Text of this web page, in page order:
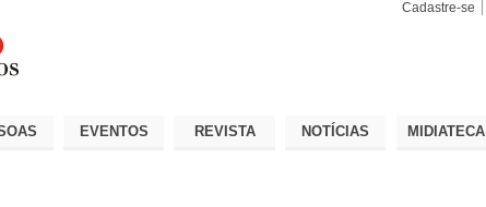
Cadastre-se
EVENTOS REVISTA NOTÍCIAS MIDIATECA